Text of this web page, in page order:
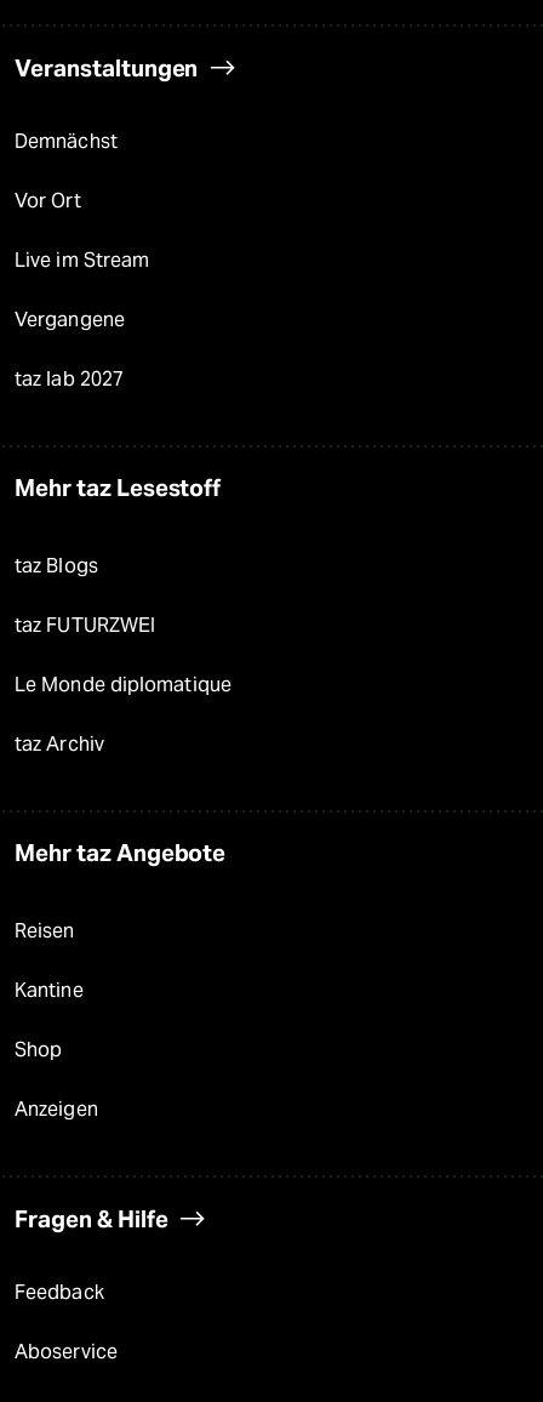
Veranstaltungen
Demnächst
Vor Ort
Live im Stream
Vergangene
taz lab 2027
Mehr taz Lesestoff
taz Blogs
taz FUTURZWEI
Le Monde diplomatique
taz Archiv
Mehr taz Angebote
Reisen
Kantine
Shop
Anzeigen
Fragen & Hilfe
Feedback
Aboservice